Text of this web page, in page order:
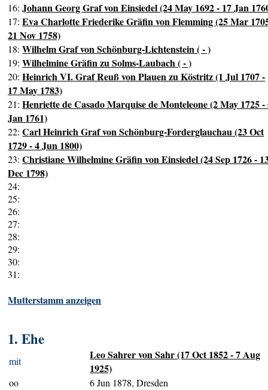
16:Johann Georg Graf von Einsiedel (24 May 1692 - 17 Jan
17:Eva Charlotte Friederike Gräfin von Flemming (25 Mar
21 Nov 1758)
18:Wilhelm Graf von Schönburg-Lichtenstein ( - )
19:Wilhelmine Gräfin zu Solms-Laubach ( - )
20:Heinrich VI. Graf Reuß von Plauen zu Köstritz (1 Jul 1707 -
17 May 1783)
21:Henriette de Casado Marquise de Monteleone (2 May 1725 -
Jan 1761)
22:Carl Heinrich Graf von Schönburg-Forderglauchau (23 Oct
1729 - 4 Jun 1800)
23:Christiane Wilhelmine Gräfin von Einsiedel (24 Sep 1726 -
Dec 1798)
24:
25:
26:
27:
28:
29:
30:
31:
Mutterstamm anzeigen
1. Ehe
mit
Leo Sahrer von Sahr (17 Oct 1852 - 7 Aug
1925)
oo 6 Jun 1878, Dresden